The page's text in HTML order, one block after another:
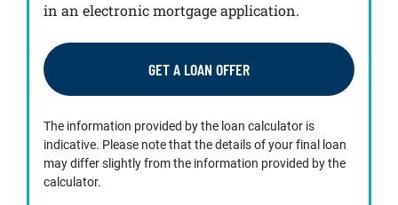
in an electronic mortgage application.
GET A LOAN OFFER
The information provided by the loan calculator is
indicative. Please note that the details of your final loan
may differ slightly from the information provided by the
calculator.